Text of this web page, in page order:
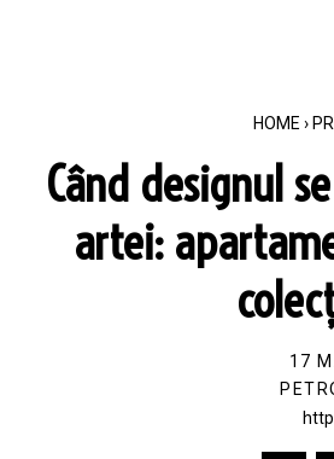
HOME ›
Când designul
artei:
17